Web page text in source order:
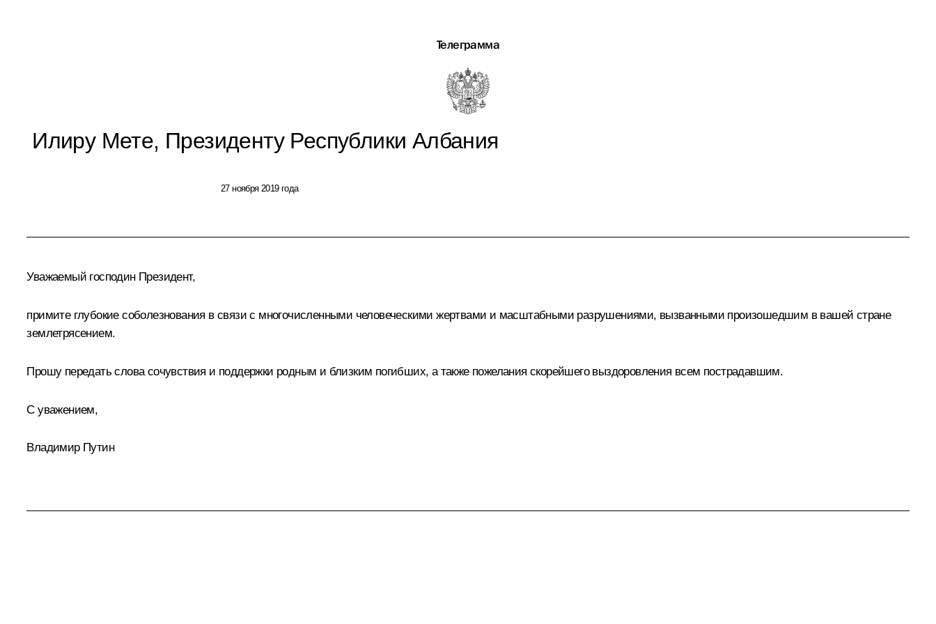
Телеграмма
Илиру Мете, Президенту Республики Албания
27 ноября 2019 года
Уважаемый господин Президент,
примите глубокие соболезнования в связи с многочисленными человеческими жертвами и масштабными разрушениями, вызванными произошедшим в вашей стране
землетрясением.
Прошу передать слова сочувствия и поддержки родным и близким погибших, а также пожелания скорейшего выздоровления всем пострадавшим.
С уважением,
Владимир Путин